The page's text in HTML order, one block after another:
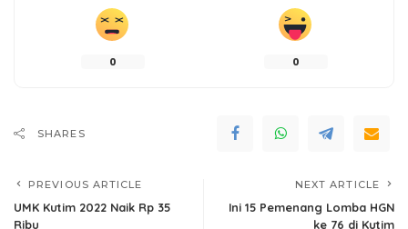
0 0
SHARES
PREVIOUS ARTICLE
UMK Kutim 2022 Naik Rp 35
Ribu
NEXT ARTICLE
Ini 15 Pemenang Lomba HGN
ke 76 di Kutim